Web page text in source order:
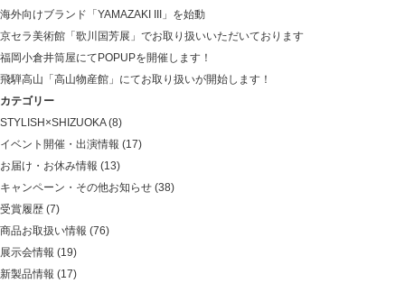
海外向けブランド「YAMAZAKI III」を始動
京セラ美術館「歌川国芳展」でお取り扱いいただいております
福岡小倉井筒屋にてPOPUPを開催します！
飛騨高山「高山物産館」にてお取り扱いが開始します！
カテゴリー
STYLISH×SHIZUOKA(8)
イベント開催・出演情報 (17)
お届け・お休み情報 (13)
キャンペーン・その他お知らせ (38)
受賞履歴 (7)
商品お取扱い情報 (76)
展示会情報 (19)
新製品情報 (17)